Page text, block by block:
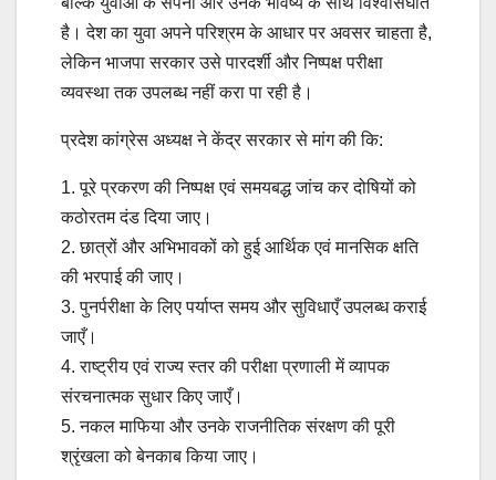
है। देश का युवा अपने परिश्रम के आधार पर अवसर चाहता है,
लेकिन भाजपा सरकार उसे पारदर्शी और निष्पक्ष परीक्षा
व्यवस्था तक उपलब्ध नहीं करा पा रही है।
प्रदेश कांग्रेस अध्यक्ष ने केंद्र सरकार से मांग की कि:
1. पूरे प्रकरण की निष्पक्ष एवं समयबद्ध जांच कर दोषियों को
कठोरतम दंड दिया जाए।
2. छात्रों और अभिभावकों को हुई आर्थिक एवं मानसिक क्षति
की भरपाई की जाए।
3. पुनर्परीक्षा के लिए पर्याप्त समय और सुविधाएँ उपलब्ध कराई
जाएँ।
4. राष्ट्रीय एवं राज्य स्तर की परीक्षा प्रणाली में व्यापक
संरचनात्मक सुधार किए जाएँ।
5. नकल माफिया और उनके राजनीतिक संरक्षण की पूरी
श्रृंखला को बेनकाब किया जाए।